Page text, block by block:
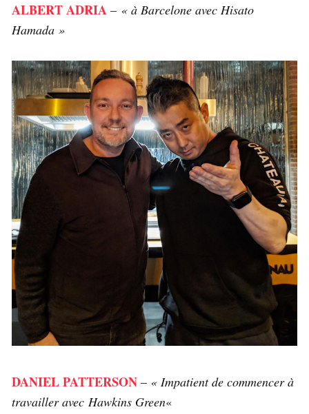
ALBERT ADRIA – « à Barcelone avec Hisato
Hamada »
DANIEL PATTERSON – « Impatient de commencer à
travailler avec Hawkins Green«